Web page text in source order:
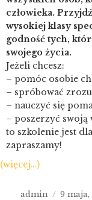
człowieka.
wysokiej klasy
godność tych,
swojego życia.
Jeżeli chcesz:
– pomóc osobie
– spróbować
– nauczyć się
– poszerzyć swoją
to szkolenie jest
zapraszamy!
(więcej…)
admin 9 maja,